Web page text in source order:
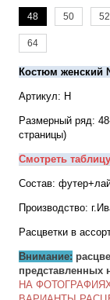
48 50 52
64
Костюм женский
Артикул: Н
Размерный ряд:
страницы)
Смотреть
Состав:
Производство:
Расцветки в
Внимание:
представленных
НА